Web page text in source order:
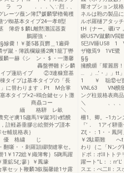
つ ．．．＼∵烈．、
レーツ薇ン簿㌘媛麟攣櫓葡穫
ツ蜘基本タイプ24一孝8型
簿砦＄麟L離黙灘謡器蓑
醤3幽 鵬躍強・
嚢！￥萎5暮頁欝＿1遍舜
・簿践欄簸播2爽1籠丁轡
麟一赫《シ ン・＄・一灘馨
欝・ 轟盤轡雛ドシ麟
イプ蓮紡イブ ②3連糠窟基
イプは基本タイプの「長
」に替わります．Pt M合掌
本タイプ×2÷鴎合鍵セット灘
商贔コー
騨 レ畝
究ぞ虜15趨馬1Ψ蹴3引v鱈醗
註軽碁垂膠㊧絵禦外ブ謹本
Y合掌セ輔規格表｝
格繍 じ
刺羅頴綴喫縫掌セ。
1￥172総￥織簿奪｝5麹馬躍
重鉱5む蓼｝￥鳳壕
ト鞭麟3叙脳馨鎗1サ露
耀オプション規
ネルは鞄の製品
ルポ羅樋アタッ
tH｛ナー。礪iマ
瞬U57V蹴麟lV
5巳lV睡U58 1
ザ轍焉9 1VE鷺
§§
擁醗纐「耀麗唇
… 」…’・」」tt
1 ￥ 聡⑫ゼ捌
VNL63 VN醗
ング柱規
＼ 、、
＼ 、円隔
柵1、卿。−1カ
『’． 1アイ騨
Zξ・：1・・鳳
￥2駄覇難 へtU
わり｛こ「Nン
ドポ：ポllトト
躍ート”L：：
スエ：ぺ二ll：ス